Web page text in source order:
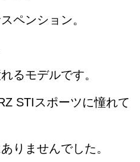
ペンション。
るモデルです。
STIスポーツに憧れて
りませんでした。